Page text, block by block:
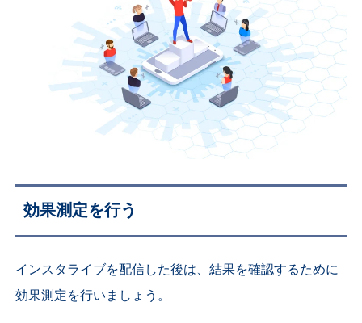
効果測定を行う
インスタライブを配信した後は、結果を確認するために
効果測定を行いましょう。